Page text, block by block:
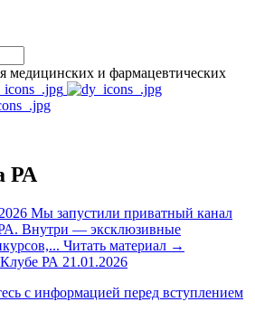
медицинских и фармацевтических
РА
Мы запустили приватный канал
РА. Внутри — эксклюзивные
Читать материал →
РА 21.01.2026
с информацией перед вступлением